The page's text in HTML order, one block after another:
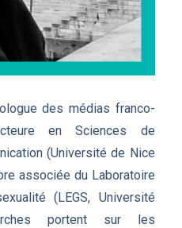
des médias franco-
en Sciences de
(Université de Nice
associée du Laboratoire
(LEGS, Université
portent sur les